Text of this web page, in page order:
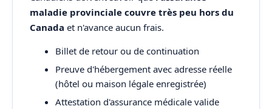
maladie provinciale couvre très peu hors du
Canada et n'avance aucun frais.
Billet de retour ou de continuation
Preuve d'hébergement avec adresse réelle
(hôtel ou maison légale enregistrée)
Attestation d'assurance médicale valide